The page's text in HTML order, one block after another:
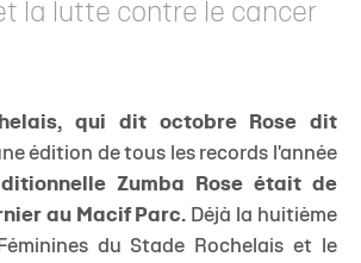
la lutte contre le cancer
qui dit octobre Rose dit
édition de tous les records l'année
Zumba Rose était de
au Macif Parc. Déjà la huitième
du Stade Rochelais et le